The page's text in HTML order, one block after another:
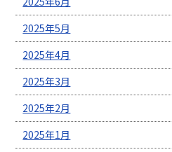
2025年5月
2025年4月
2025年3月
2025年2月
2025年1月